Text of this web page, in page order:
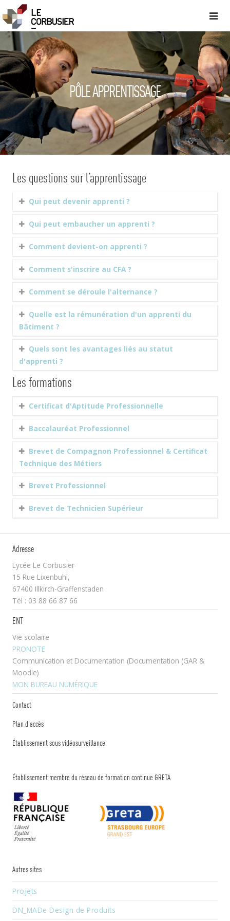
PÔLE APPRENTISSAGE
Les questions sur l’apprentissage
Qui peut devenir apprenti ?
Qui peut embaucher un apprenti ?
Comment devient-on apprenti ?
Comment s'inscrire au CFA ?
Comment se déroule l'alternance ?
Quelle est la rémunération d'un apprenti du
Bâtiment ?
Quels sont les avantages liés au statut
d'apprenti ?
Les formations
Certificat d'Aptitude Professionnelle
Baccalauréat Professionnel
Brevet de Compagnon Professionnel & Certificat
Technique des Métiers
Brevet Professionnel
Brevet de Technicien Supérieur
Adresse
Lycée Le Corbusier
15 Rue Lixenbuhl,
67400 Illkirch-Graffenstaden
Tél : 03 88 66 87 66
ENT
Vie scolaire
PRONOTE
Communication et Documentation (Documentation (GAR &
Moodle)
MON BUREAU NUMÉRIQUE
Contact
Plan d'accès
Établissement sous vidéosurveillance
Établissement membre du réseau de formation continue GRETA
Autres sites
Projets
DN_MADe Design de Produits